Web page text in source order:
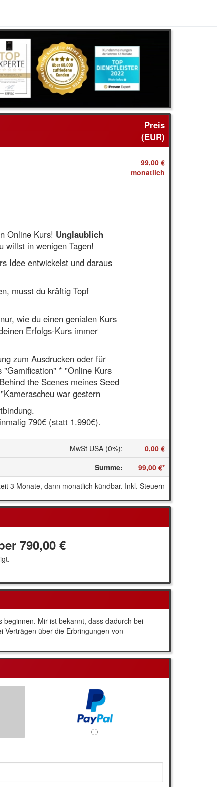
Preis
(EUR)
Online Kurs! Unglaublich
willst in wenigen Tagen!
Idee entwickelst und daraus
musst du kräftig Topf
wie du einen genialen Kurs
Erfolgs-Kurs immer
zum Ausdrucken oder für
* "Online Kurs
the Scenes meines Seed
war gestern
790€ (statt 1.990€).
99,00 €
monatlich
MwSt USA (0%):
0,00 €
Summe: 99,00 €*
3 Monate, dann monatlich kündbar. Inkl. Steuern
790,00 €
Mir ist bekannt, dass dadurch bei
Verträgen über die Erbringungen von